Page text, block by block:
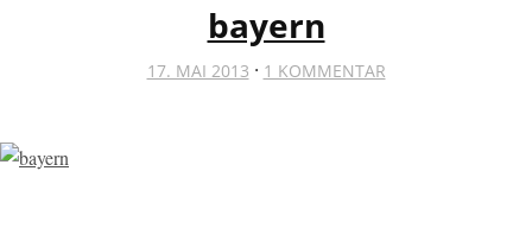
bayern
17. MAI 2013 · 1 KOMMENTAR